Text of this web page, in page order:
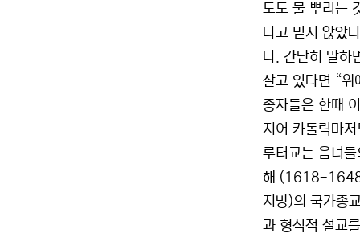
도도 물 뿌리는
다고 믿지 않았
다. 간단히 말하
살고 있다면 “위
종자들은 한때
지어 카톨릭마
루터교는 음녀
해 (1618-1648)
지방)의 국가종
과 형식적 설교